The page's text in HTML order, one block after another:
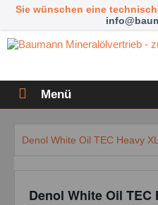
Sie wünschen eine
Menü
Denol White Oil TEC Heavy XL
Denol White Oil